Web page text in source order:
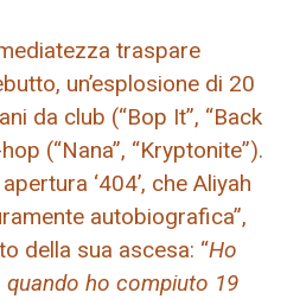
traspare
un’esplosione di 20
da club (“Bop It”, “Back
(“Nana”, “Kryptonite”).
‘404’, che Aliyah
autobiografica”,
della sua ascesa: “Ho
ho compiuto 19